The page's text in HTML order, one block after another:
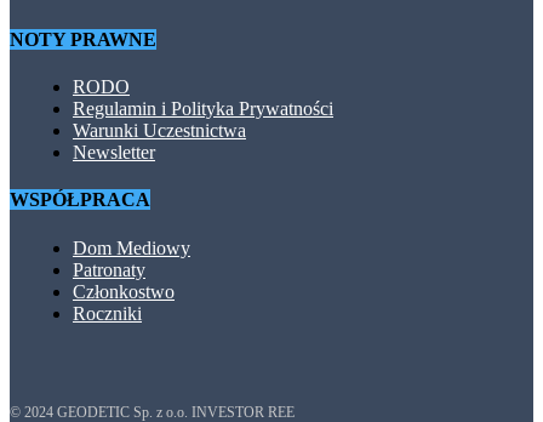
NOTY PRAWNE
RODO
Regulamin i Polityka Prywatności
Warunki Uczestnictwa
Newsletter
WSPÓŁPRACA
Dom Mediowy
Patronaty
Członkostwo
Roczniki
© 2024 GEODETIC Sp. z o.o. INVESTOR REE